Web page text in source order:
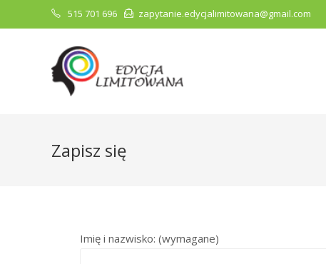
515 701 696 zapytanie.edycjalimitowana@gmail.com
Zapisz się
Imię i nazwisko: (wymagane)